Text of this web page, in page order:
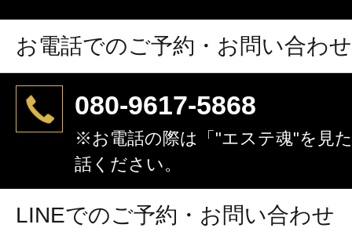
お電話でのご予約・お問い合わせ
080-9617-5868
※お電話の際は「"エステ魂"を見
話ください。
LINEでのご予約・お問い合わせ